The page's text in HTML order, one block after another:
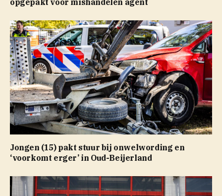
opgepakt voor mishandelen agent
Jongen (15) pakt stuur bij onwelwording en
‘voorkomt erger’ in Oud-Beijerland